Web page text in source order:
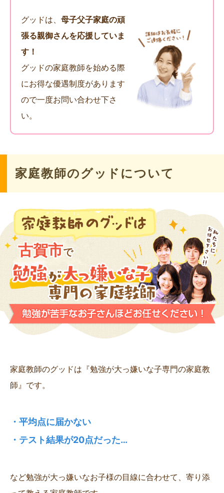
グッドは、 母子父子家庭の頑
張る親御さんを応援していま
す！
グッドの家庭教師を始める際
にお得な優遇制度があります
ので一度お問い合わせ下さ
い。
家庭教師のグッドについて
古賀市で
家庭教師のグッドは『勉強が大っ嫌いな子専門の家庭教
師』です。
・平均点に届かない
・テスト結果が20点だった…
など勉強が大っ嫌いなお子様の目線に合わせて、寄り添